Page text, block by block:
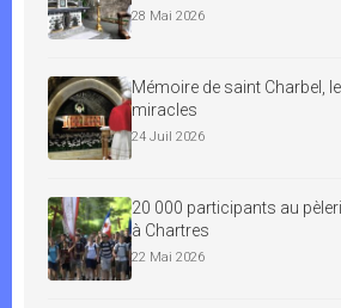
28 Mai 2026
Mémoire de saint Charbel,
miracles
24 Juil 2026
20 000 participants au
à Chartres
22 Mai 2026